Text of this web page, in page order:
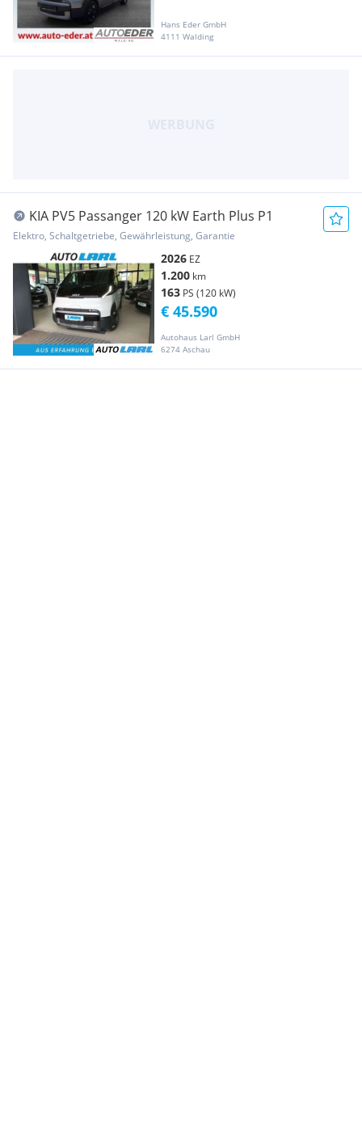
Hans Eder GmbH
4111 Walding
KIA PV5 Passanger 120 kW Earth Plus P1
Elektro, Schaltgetriebe, Gewährleistung, Garantie
2026 EZ
1.200 km
163 PS (120 kW)
Autohaus Larl GmbH
6274 Aschau
€ 45.590